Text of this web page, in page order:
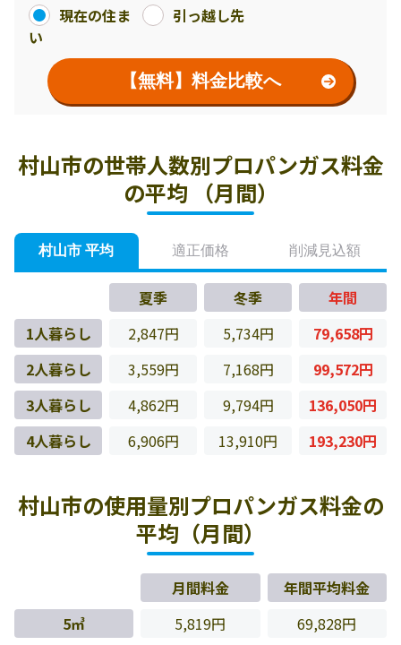
現在の住ま
い
引っ越し先
【無料】料金比較へ
村山市の世帯人数別プロパンガス料金
の平均 （月間）
村山市 平均 適正価格 削減見込額
夏季 冬季
年間
1人暮らし
2,847円 5,734円
79,658円
2人暮らし
3,559円 7,168円
99,572円
3人暮らし
4,862円 9,794円
136,050円
4人暮らし
6,906円 13,910円 193,230円
村山市の使用量別プロパンガス料金の
平均（月間）
月間料金
年間平均料金
5㎥
5,819円
69,828円